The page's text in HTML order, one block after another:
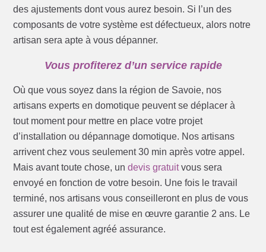
des ajustements dont vous aurez besoin. Si l’un des
composants de votre système est défectueux, alors notre
artisan sera apte à vous dépanner.
Vous profiterez d’un service rapide
Où que vous soyez dans la région de Savoie, nos
artisans experts en domotique peuvent se déplacer à
tout moment pour mettre en place votre projet
d’installation ou dépannage domotique. Nos artisans
arrivent chez vous seulement 30 min après votre appel.
Mais avant toute chose, undevis gratuitvous sera
envoyé en fonction de votre besoin. Une fois le travail
terminé, nos artisans vous conseilleront en plus de vous
assurer une qualité de mise en œuvre garantie 2 ans. Le
tout est également agréé assurance.